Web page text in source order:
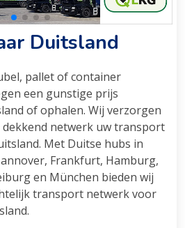
Duitsland
pallet of container
een gunstige prijs
of ophalen. Wij verzorgen
dekkend netwerk uw transport
Met Duitse hubs in
Frankfurt, Hamburg,
en München bieden wij
transport netwerk voor